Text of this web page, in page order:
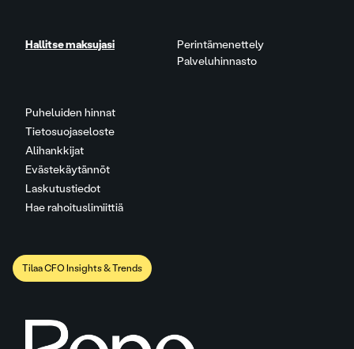
Puheluiden hinnat
Tietosuojaseloste
Alihankkijat
Evästekäytännöt
Laskutustiedot
Hae rahoituslimiittiä
Hallitse maksujasi
Perintämenettely
Palveluhinnasto
Tilaa CFO Insights & Trends